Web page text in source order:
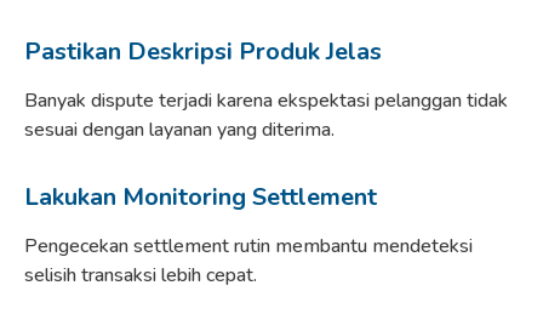
Pastikan Deskripsi Produk Jelas
Banyak dispute terjadi karena ekspektasi pelanggan tidak
sesuai dengan layanan yang diterima.
Lakukan Monitoring Settlement
Pengecekan settlement rutin membantu mendeteksi
selisih transaksi lebih cepat.